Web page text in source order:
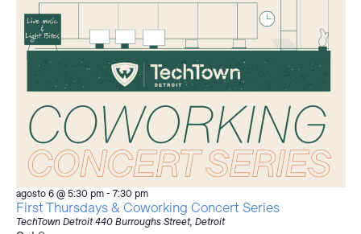
agosto 6 @ 5:30 pm- 7:30 pm
First Thursdays & Coworking Concert Series
TechTown Detroit 440 Burroughs Street, Detroit